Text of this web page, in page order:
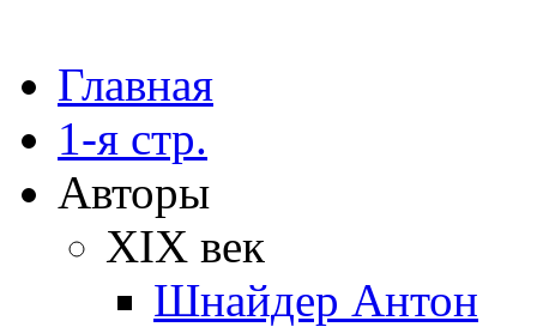
Главная
1-я стр.
Авторы
XIX век
Шнайдер Антон